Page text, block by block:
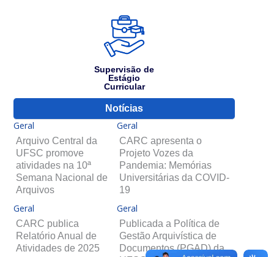
Supervisão de
Estágio
Curricular
Notícias
Geral Geral
Arquivo Central da
UFSC promove
atividades na 10ª
Semana Nacional de
Arquivos
CARC apresenta o
Projeto Vozes da
Pandemia: Memórias
Universitárias da COVID-
19
Geral Geral
CARC publica
Relatório Anual de
Atividades de 2025
Publicada a Política de
Gestão Arquivística de
Documentos (PGAD) da